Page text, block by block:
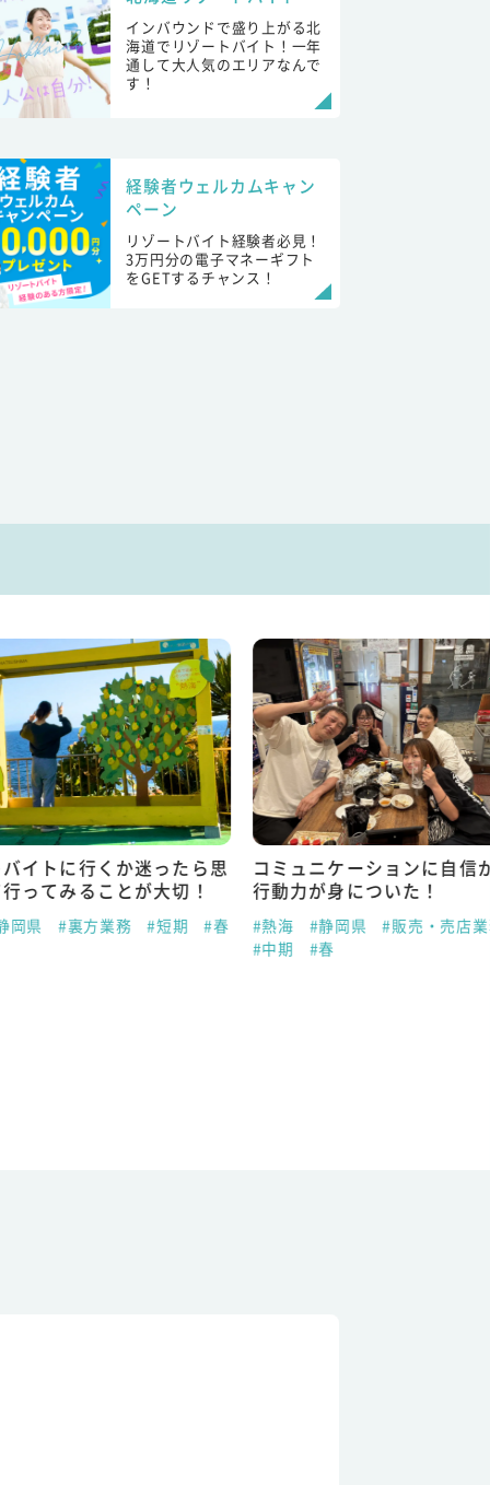
インバウンドで盛り上がる北
海道でリゾートバイト！一年
通して大人気のエリアなんで
す！
経験者ウェルカムキャン
ペーン
リゾートバイト経験者必見！
3万円分の電子マネーギフト
をGETするチャンス！
イトに行くか迷ったら思
ってみることが大切！
岡県 #裏方業務 #短期 #春
コミュニケーションに自信
行動力が身についた！
#熱海 #静岡県
#販売・売店
#中期
#春